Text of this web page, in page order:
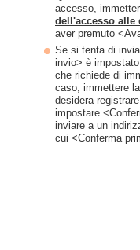
accesso,
dell'accesso alle
aver premuto
Se si tenta di
invio> è
che richiede di
caso, immettere
desidera
impostare
inviare a un
cui <Conferma